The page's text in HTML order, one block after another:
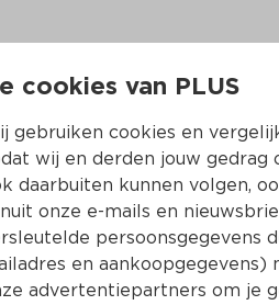
cookies van PLUS
gebruiken cookies en
wij en derden jouw gedrag
daarbuiten kunnen volgen,
onze e-mails en
persoonsgegevens
en
advertentiepartners om je